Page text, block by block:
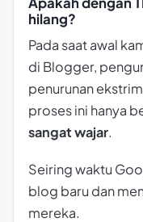
hilang?
Pada saat awal
di Blogger,
penurunan
proses ini hanya
sangat wajar.
Seiring waktu
blog baru dan
mereka.